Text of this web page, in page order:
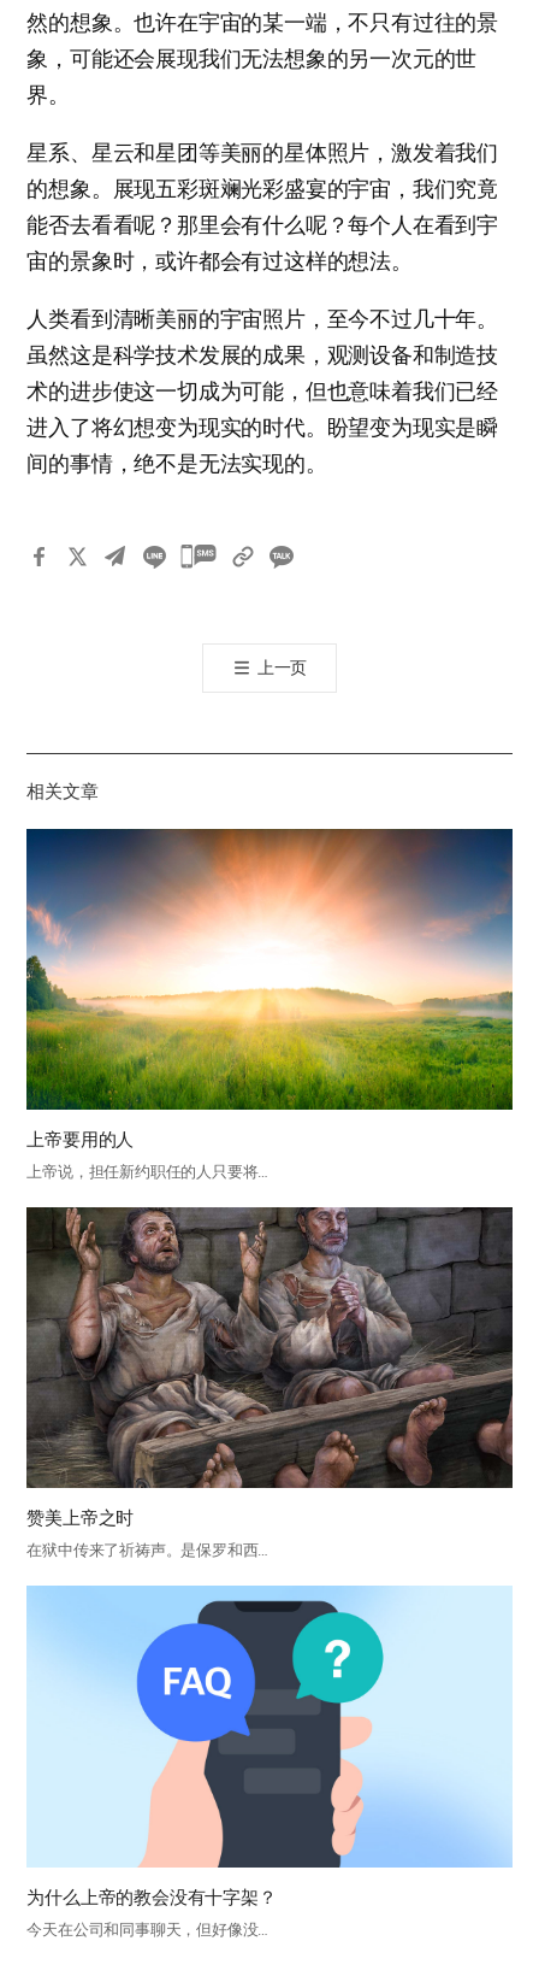
然的想象。也许在宇宙的某一端，不只有过往的景
象，可能还会展现我们无法想象的另一次元的世
界。
星系、星云和星团等美丽的星体照片，激发着我们
的想象。展现五彩斑斓光彩盛宴的宇宙，我们究竟
能否去看看呢？那里会有什么呢？每个人在看到宇
宙的景象时，或许都会有过这样的想法。
人类看到清晰美丽的宇宙照片，至今不过几十年。
虽然这是科学技术发展的成果，观测设备和制造技
术的进步使这一切成为可能，但也意味着我们已经
进入了将幻想变为现实的时代。盼望变为现实是瞬
间的事情，绝不是无法实现的。
카
톡
공
기
上一页
相关文章
上帝要用的人
上帝说，担任新约职任的人只要将…
赞美上帝之时
在狱中传来了祈祷声。是保罗和西…
为什么上帝的教会没有十字架？
今天在公司和同事聊天，但好像没…